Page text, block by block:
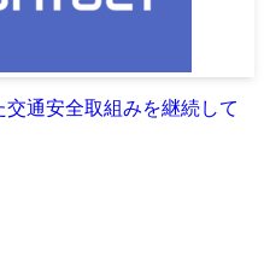
交通安全取組みを継続して